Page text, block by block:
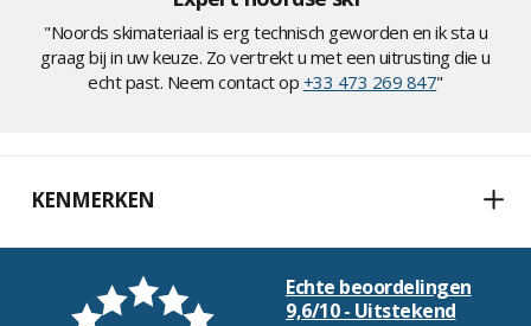
"Noords skimateriaal is erg technisch geworden en ik sta u
graag bij in uw keuze. Zo vertrekt u met een uitrusting die u
echt past. Neem contact op +33 473 269 847"
KENMERKEN
Echte beoordelingen
9,6/10 - Uitstekend